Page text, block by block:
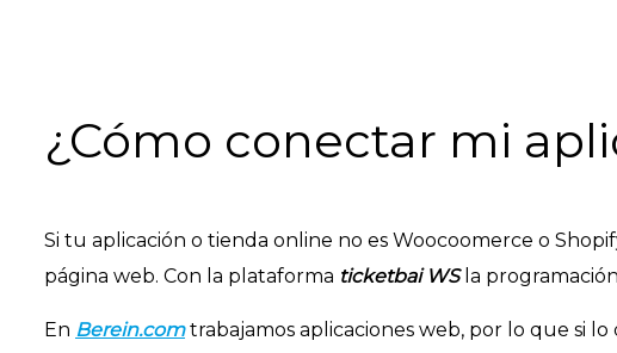
¿Cómo conectar mi
Si tu aplicación o tienda online no es Woocoomerce o
página web. Con la plataforma ticketbai WSla
En Berein.comtrabajamos aplicaciones web, por lo que si